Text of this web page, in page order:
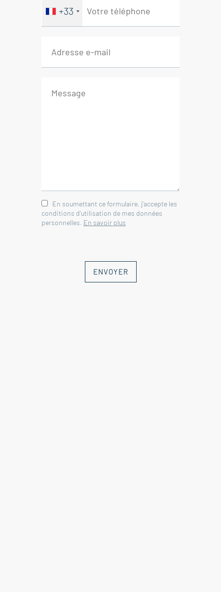
+33
En soumettant ce formulaire, j'accepte les
conditions d'utilisation de mes données
personnelles. En savoir plus
ENVOYER